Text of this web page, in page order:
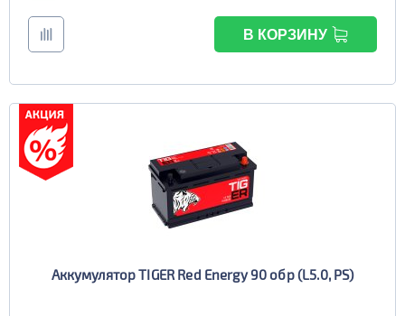
В КОРЗИНУ
Аккумулятор TIGER Red Energy 90 обр (L5.0, PS)